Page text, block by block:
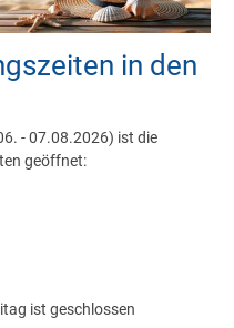
in den
- 07.08.2026) ist die
geöffnet:
ist geschlossen